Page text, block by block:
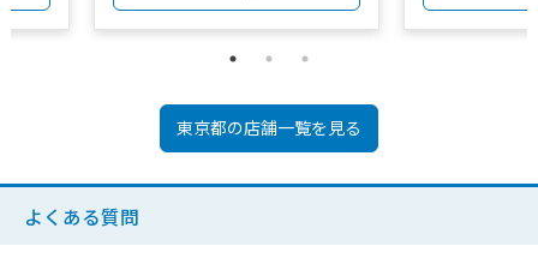
東京都の店舗一覧を見る
よくある質問